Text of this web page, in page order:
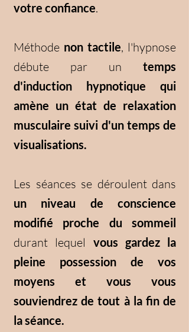
votre confiance.
Méthode non tactile, l'hypnose
débute par un temps
d'induction hypnotique qui
amène un état de relaxation
musculaire suivi d'un temps de
visualisations.
Les séances se déroulent dans
un niveau de conscience
modifié proche du sommeil
durant lequel vous gardez la
pleine possession de vos
moyens et vous vous
souviendrez de tout à la fin de
la séance.